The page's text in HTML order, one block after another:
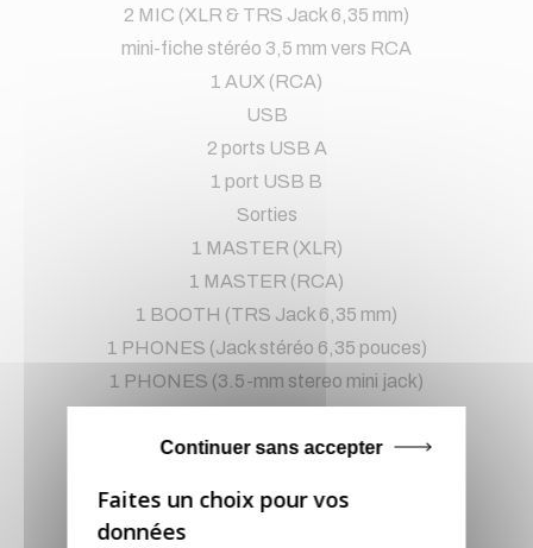
2 MIC (XLR & TRS Jack 6,35 mm)
mini-fiche stéréo 3,5 mm vers RCA
1 AUX (RCA)
USB
2 ports USB A
1 port USB B
Sorties
1 MASTER (XLR)
1 MASTER (RCA)
1 BOOTH (TRS Jack 6,35 mm)
1 PHONES (Jack stéréo 6,35 pouces)
1 PHONES (3.5-mm stereo mini jack)
Largeur
Hauteur
Continuer sans accepter